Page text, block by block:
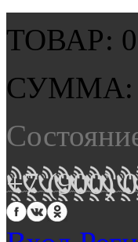
ТОВАР: 0
СУММА:
+7 (900)